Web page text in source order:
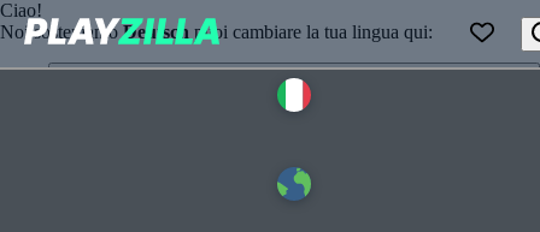
Ciao!
Noi sosteniamoDeutsch puoi cambiare la tua lingua qui: